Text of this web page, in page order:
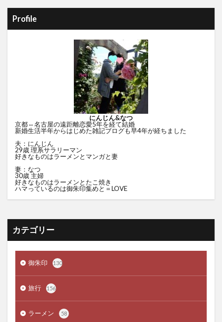
Profile
にんじん&なつ
京都⇔名古屋の遠距離恋愛5年を経て結婚
新婚生活半年からはじめた雑記ブログも早4年が経ちました
夫：にんじん
29歳 理系サラリーマン
好きなものはラーメンとマンガと妻
妻：なつ
30歳 主婦
好きなものはラーメンとたこ焼き
ハマっているのは御朱印集めと＝LOVE
カテゴリー
御朱印 130
旅行 156
ラーメン 58